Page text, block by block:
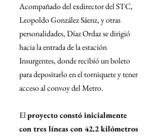
Acompañado del exdirector del STC,
Leopoldo González Sáenz, y otras
personalidades, Díaz Ordaz se dirigió
hacia la entrada de la estación
Insurgentes, donde recibió un boleto
para depositarlo en el torniquete y tener
acceso al convoy del Metro.
El proyecto constó inicialmente
con tres líneas con 42.2 kilómetros